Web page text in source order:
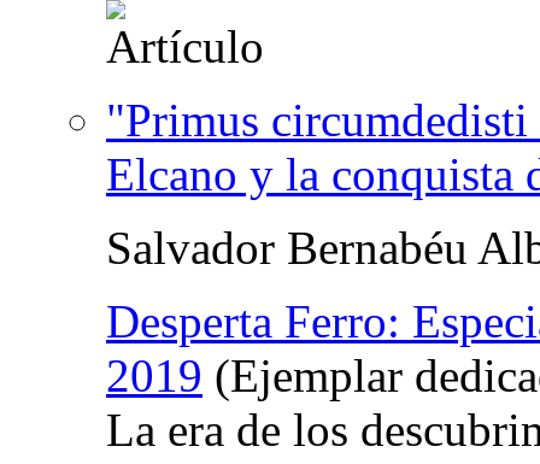
"Primus
Elcano y la conquista
Salvador Bernabéu
Desperta Ferro:
2019 (Ejemplar
La era de los